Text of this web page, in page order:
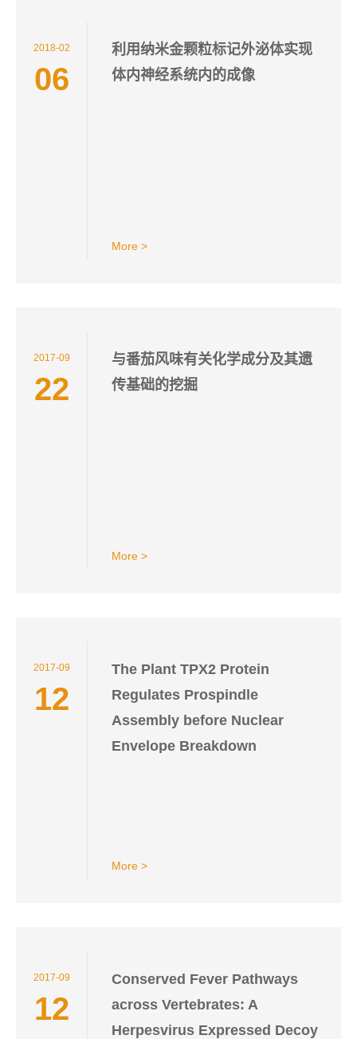
2018-02
06
利用纳米金颗粒标记外泌体实现
体内神经系统内的成像
More >
2017-09
22
与番茄风味有关化学成分及其遗
传基础的挖掘
More >
2017-09
12
The Plant TPX2 Protein
Regulates Prospindle
Assembly before Nuclear
Envelope Breakdown
More >
2017-09
12
Conserved Fever Pathways
across Vertebrates: A
Herpesvirus Expressed Decoy